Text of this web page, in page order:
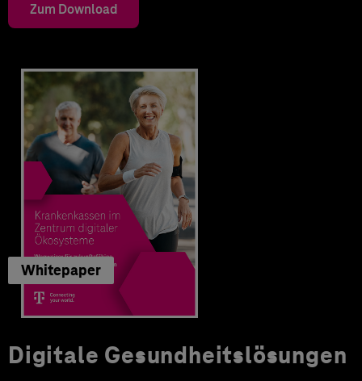
Zum Download
Whitepaper
Digitale Gesundheitslösungen